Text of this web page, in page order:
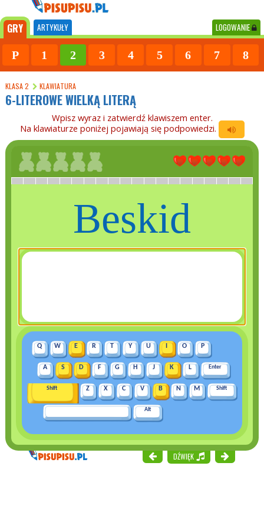
GRY ARTYKUŁY LOGOWANIE
P 1 2 3 4 5 6 7 8
KLASA 2 KLAWIATURA
6-LITEROWE WIELKĄ LITERĄ
Wpisz wyraz i zatwierdź klawiszem enter.
Na klawiaturze poniżej pojawiają się podpowiedzi.
Beskid
Q W E R T Y U O P
A S D F G H J K L Enter
Shift Z X C V B N M Shift
Alt
DŹWIĘK